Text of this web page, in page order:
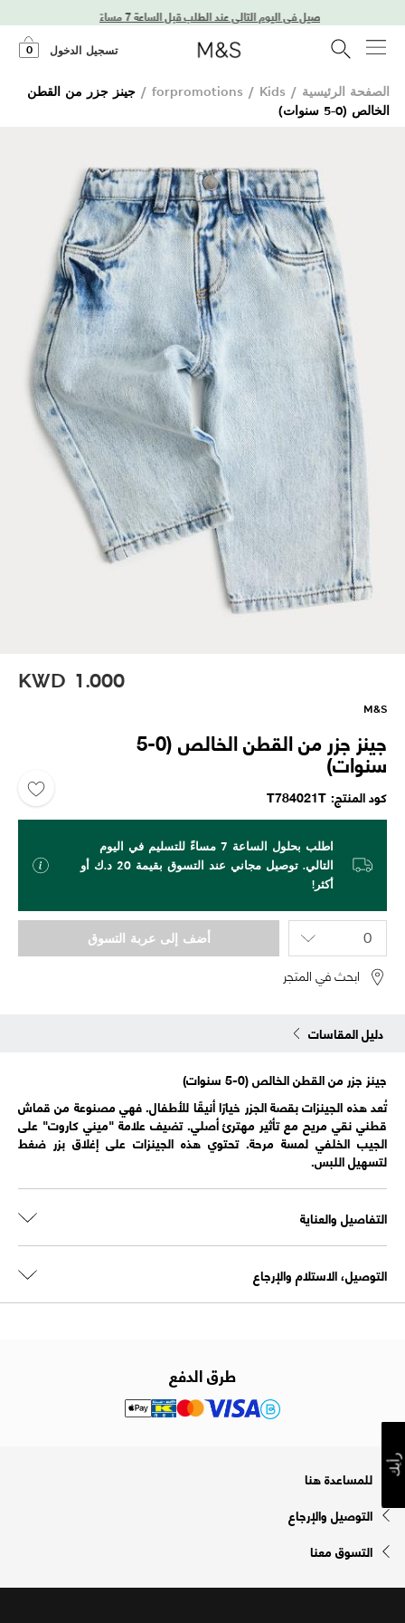
توصيل في اليوم التالي عند الطلب قبل الساعة 7 مساءً
تسجيل الدخول 0
الصفحة الرئيسية /
forpromotions / Kids
/ جينز جزر من القطن
الخالص (0-5 سنوات)
KWD 1.000
M&S
جينز جزر من القطن الخالص (0-5
سنوات)
كود المنتج T784021T
اطلب بحلول الساعة 7 مساءً للتسليم في اليوم
التالي. توصيل مجاني عند التسوق بقيمة 20 د.ك أو
أكثر!
أضف إلى عربة التسوق
ابحث في المتجر
دليل المقاسات
جينز جزر من القطن الخالص (0-5 سنوات)
تُعد هذه الجينزات بقصة الجزر خيارًا أنيقًا للأطفال. فهي مصنوعة من قماش
قطني نقي مريح مع تأثير مهترئ أصلي. تضيف علامة "ميني كاروت" على
الجيب الخلفي لمسة مرحة. تحتوي هذه الجينزات على إغلاق بزر ضغط
لتسهيل اللبس.
التفاصيل والعناية
التوصيل، الاستلام والإرجاع
طرق الدفع
للمساعدة هنا
التوصيل والإرجاع
التسوق معنا
رأيك